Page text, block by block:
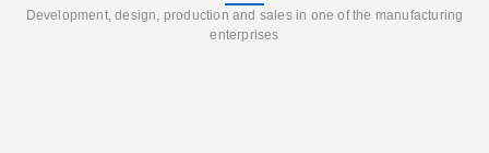
Development, design, production and sales in one of the manufacturing
enterprises